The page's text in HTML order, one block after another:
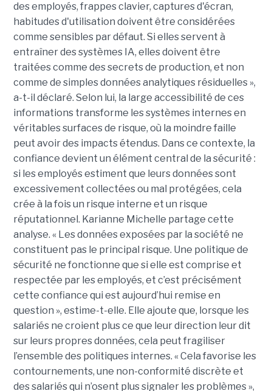
des employés, frappes clavier, captures d'écran,
habitudes d'utilisation doivent être considérées
comme sensibles par défaut. Si elles servent à
entraîner des systèmes IA, elles doivent être
traitées comme des secrets de production, et non
comme de simples données analytiques résiduelles »,
a-t-il déclaré. Selon lui, la large accessibilité de ces
informations transforme les systèmes internes en
véritables surfaces de risque, où la moindre faille
peut avoir des impacts étendus. Dans ce contexte, la
confiance devient un élément central de la sécurité :
si les employés estiment que leurs données sont
excessivement collectées ou mal protégées, cela
crée à la fois un risque interne et un risque
réputationnel. Karianne Michelle partage cette
analyse. « Les données exposées par la société ne
constituent pas le principal risque. Une politique de
sécurité ne fonctionne que si elle est comprise et
respectée par les employés, et c’est précisément
cette confiance qui est aujourd’hui remise en
question », estime-t-elle. Elle ajoute que, lorsque les
salariés ne croient plus ce que leur direction leur dit
sur leurs propres données, cela peut fragiliser
l’ensemble des politiques internes. « Cela favorise les
contournements, une non-conformité discrète et
des salariés qui n’osent plus signaler les problèmes »,